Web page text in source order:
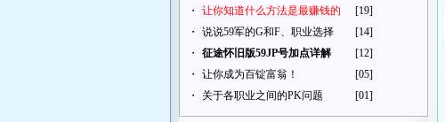
・
让你知道什么方法是最赚钱的
[19]
・
说说59军的G和F、职业选择
[14]
・
征途怀旧版59JP号加点详解
[12]
・
让你成为百锭富翁！
[05]
・
关于各职业之间的PK问题 [01]